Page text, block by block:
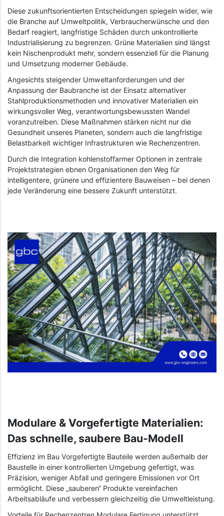
Diese zukunftsorientierten Entscheidungen spiegeln wider, wie
die Branche auf Umweltpolitik, Verbraucherwünsche und den
Bedarf reagiert, langfristige Schäden durch unkontrollierte
Industrialisierung zu begrenzen. Grüne Materialien sind längst
kein Nischenprodukt mehr, sondern essenziell für die Planung
und Umsetzung moderner Gebäude.
Angesichts steigender Umweltanforderungen und der
Anpassung der Baubranche ist der Einsatz alternativer
Stahlproduktionsmethoden und innovativer Materialien ein
wirkungsvoller Weg, verantwortungsbewussten Wandel
voranzutreiben. Diese Maßnahmen stärken nicht nur die
Gesundheit unseres Planeten, sondern auch die langfristige
Belastbarkeit wichtiger Infrastrukturen wie Rechenzentren.
Durch die Integration kohlenstoffarmer Optionen in zentrale
Projektstrategien ebnen Organisationen den Weg für
intelligentere, grünere und effizientere Bauweisen – bei denen
jede Veränderung eine bessere Zukunft unterstützt.
Modulare & Vorgefertigte Materialien:
Das schnelle, saubere Bau-Modell
Effizienz im Bau Vorgefertigte Bauteile werden außerhalb der
Baustelle in einer kontrollierten Umgebung gefertigt, was
Präzision, weniger Abfall und geringere Emissionen vor Ort
ermöglicht. Diese „sauberen“ Produkte vereinfachen
Arbeitsabläufe und verbessern gleichzeitig die Umweltleistung.